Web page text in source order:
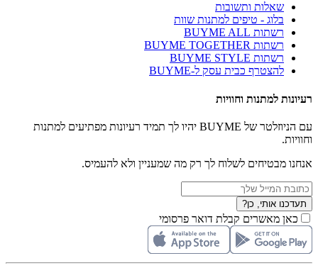
שאלות ותשובות
בלוג - טיפים למתנות שוות
רשתות BUYME ALL
רשתות BUYME TOGETHER
רשתות BUYME STYLE
להצטרף כבית עסק ל-BUYME
רעיונות למתנות וחוויות
עם הניוזלטר של BUYME יהיו לך תמיד רעיונות מפתיעים למתנות
וחוויות.
אנחנו מבטיחים לשלוח לך רק מה שמעניין ולא להעמיס.
תעדכנו אותי, כן?
כאן מאשרים קבלת דואר פרסומי